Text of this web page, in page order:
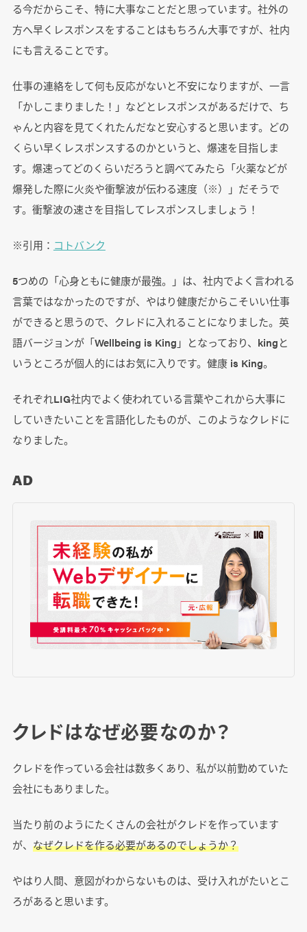
る今だからこそ、特に大事なことだと思っています。社外の
方へ早くレスポンスをすることはもちろん大事ですが、社内
にも言えることです。
仕事の連絡をして何も反応がないと不安になりますが、一言
「かしこまりました！」などとレスポンスがあるだけで、ち
ゃんと内容を見てくれたんだなと安心すると思います。どの
くらい早くレスポンスするのかというと、爆速を目指しま
す。爆速ってどのくらいだろうと調べてみたら「火薬などが
爆発した際に火炎や衝撃波が伝わる速度（※）」だそうで
す。衝撃波の速さを目指してレスポンスしましょう！
※引用： コトバンク
5つめの「心身ともに健康が最強。」は、社内でよく言われる
言葉ではなかったのですが、やはり健康だからこそいい仕事
ができると思うので、クレドに入れることになりました。英
語バージョンが「Wellbeing is King」となっており、kingと
いうところが個人的にはお気に入りです。健康 is King。
それぞれLIG社内でよく使われている言葉やこれから大事に
していきたいことを言語化したものが、このようなクレドに
なりました。
AD
クレドはなぜ必要なのか？
クレドを作っている会社は数多くあり、私が以前勤めていた
会社にもありました。
当たり前のようにたくさんの会社がクレドを作っています
が、 なぜクレドを作る必要があるのでしょうか？
やはり人間、意図がわからないものは、受け入れがたいとこ
ろがあると思います。